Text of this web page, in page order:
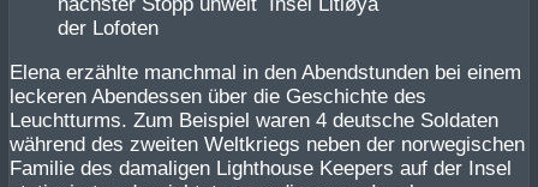
Elena erzählte manchmal in den Abendstunden bei einem
leckeren Abendessen über die Geschichte des
Leuchtturms. Zum Beispiel waren 4 deutsche Soldaten
während des zweiten Weltkriegs neben der norwegischen
Familie des damaligen Lighthouse Keepers auf der Insel